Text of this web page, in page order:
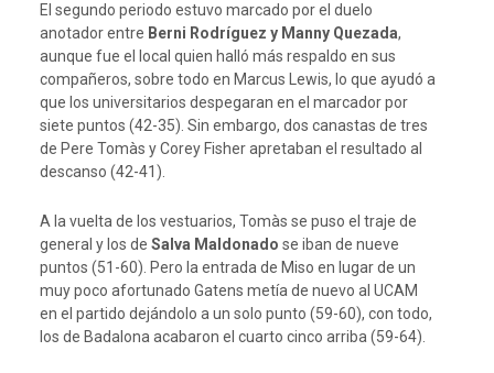
El segundo periodo estuvo marcado por el duelo
anotador entre Berni Rodríguez y Manny Quezada,
aunque fue el local quien halló más respaldo en sus
compañeros, sobre todo en Marcus Lewis, lo que ayudó a
que los universitarios despegaran en el marcador por
siete puntos (42-35). Sin embargo, dos canastas de tres
de Pere Tomàs y Corey Fisher apretaban el resultado al
descanso (42-41).
A la vuelta de los vestuarios, Tomàs se puso el traje de
general y los de Salva Maldonado se iban de nueve
puntos (51-60). Pero la entrada de Miso en lugar de un
muy poco afortunado Gatens metía de nuevo al UCAM
en el partido dejándolo a un solo punto (59-60), con todo,
los de Badalona acabaron el cuarto cinco arriba (59-64).